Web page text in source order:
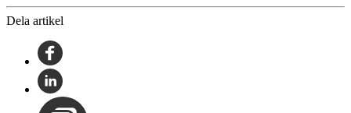
Dela artikel